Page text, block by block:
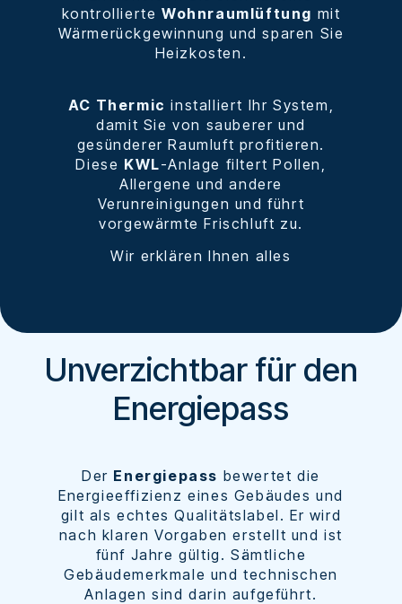
kontrollierte Wohnraumlüftung mit
Wärmerückgewinnung und sparen Sie
Heizkosten.
AC Thermic installiert Ihr System,
damit Sie von sauberer und
gesünderer Raumluft profitieren.
Diese KWL-Anlage filtert Pollen,
Allergene und andere
Verunreinigungen und führt
vorgewärmte Frischluft zu.
Wir erklären Ihnen alles
Unverzichtbar für den
Energiepass
Der Energiepass bewertet die
Energieeffizienz eines Gebäudes und
gilt als echtes Qualitätslabel. Er wird
nach klaren Vorgaben erstellt und ist
fünf Jahre gültig. Sämtliche
Gebäudemerkmale und technischen
Anlagen sind darin aufgeführt.